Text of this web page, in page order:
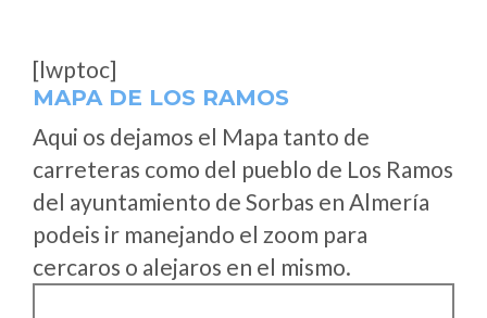
[lwptoc]
MAPA DE LOS RAMOS
Aqui os dejamos el Mapa tanto de
carreteras como del pueblo de Los Ramos
del ayuntamiento de Sorbas en Almería
podeis ir manejando el zoom para
cercaros o alejaros en el mismo.